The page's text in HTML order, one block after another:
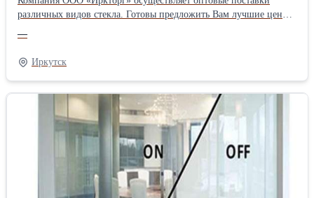
различных видов стекла. Готовы предложить Вам лучшие цены
Лакированное стекло – вид декоративного стекла, изготовление
которого осуществляется с помощью технологий струйного
нанесения краски, трафаретной печати, волнистой печати.
Данный вид стекла может быть использовано в отделке
интерьеров, производства дверей. Лакированное стекло
открывает абсолютно новые возможности для дизайна
интерьеров ресторанов, офисов, магазинов, жилых помещений.
Возможно насесения по желанию заказчика любого цвета и
Максимальный размер – 3000*16000 мм, Минимальный размер –
—
Иркутск